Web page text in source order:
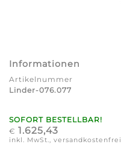
Informationen
Artikelnummer
Linder-076.077
SOFORT BESTELLBAR!
€ 1.625,43
inkl. MwSt., versandkostenfrei